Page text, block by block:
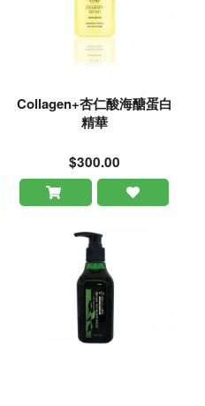
Collagen+杏仁酸海醣蛋白
精華
$300.00